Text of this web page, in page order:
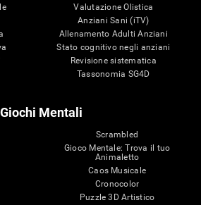
Valutazione Olistica
Anziani Sani (iTV)
Allenamento Adulti Anziani
Stato cognitivo negli anziani
Revisione sistematica
Tassonomia SG4D
Giochi Mentali
Scrambled
Gioco Mentale: Trova il tuo
Animaletto
Caos Musicale
Cronocolor
Puzzle 3D Artistico